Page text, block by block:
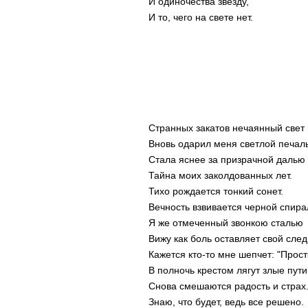
И то, чего на свете нет.
Странных закатов нечаянный свет
Вновь одарил меня светлой
Стала яснее за призрачной далью
Тайна моих заколдованных лет.
Тихо рождается тонкий сонет.
Вечность взвивается черной
Я же отмеченный звонкою сталью
Вижу как боль оставляет свой след.
Кажется кто-то мне шепчет:
В полночь крестом лягут злые пути,
Снова смешаются радость и
Знаю, что будет, ведь все решено.